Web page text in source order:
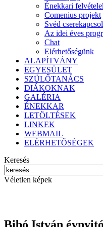
Énekkari
Comenius projekt
Svéd
Az idei éves
Chat
Elérhetőségünk
ALAPÍTVÁNY
EGYESÜLET
SZÜLŐTANÁCS
DIÁKOKNAK
GALÉRIA
ÉNEKKAR
LETÖLTÉSEK
LINKEK
WEBMAIL
ELÉRHETŐSÉGEK
Keresés
Véletlen képek